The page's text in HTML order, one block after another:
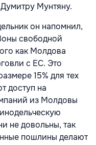
Мунтяну.
он напомнил,
свободной
как Молдова
с ЕС. Это
15% для тех
доступ на
из Молдовы
не довольны, так
пошлины делают